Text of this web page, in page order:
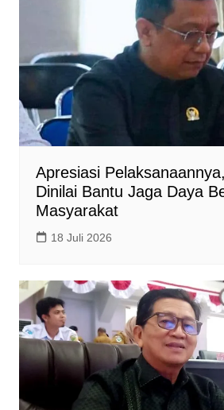
Apresiasi
Dinilai Bantu Jaga Daya
Masyarakat
18 Juli 2026